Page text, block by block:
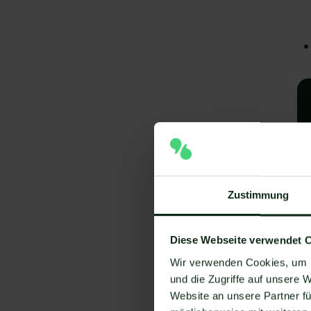
Zustimmung
Diese Webseite verwendet
Wir verwenden Cookies,
und die Zugriffe auf unsere
Website an unsere Partner